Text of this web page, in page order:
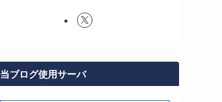
当ブログ使用サーバ